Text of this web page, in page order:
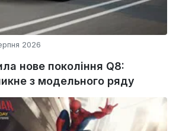
2026
нове покоління Q8:
з модельного ряду